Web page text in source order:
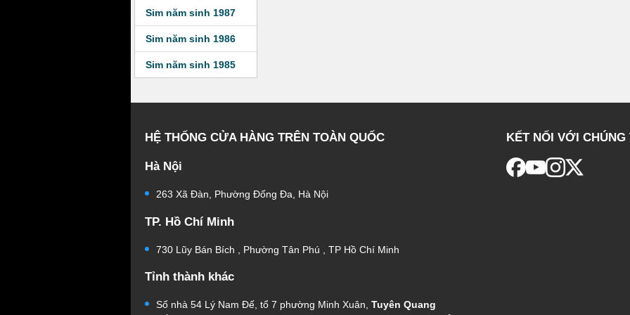
Sim năm sinh 1987
Sim năm sinh 1986
Sim năm sinh 1985
HỆ THỐNG CỬA HÀNG TRÊN TOÀN QUỐC
Hà Nội
263 Xã Đàn, Phường Đống Đa, Hà Nội
TP. Hồ Chí Minh
730 Lũy Bán Bích , Phường Tân Phú , TP Hồ Chí Minh
Tỉnh thành khác
Số nhà 54 Lý Nam Đế, tổ 7 phường Minh Xuân, Tuyên Quang
KẾT NỐI VỚI CHÚNG